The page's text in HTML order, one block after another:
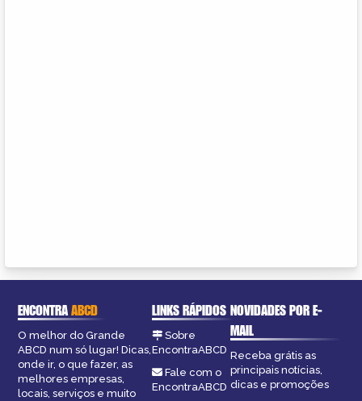
ENCONTRAABCD
O melhor do Grande
ABCD num só lugar! Dicas,
onde ir, o que fazer, as
melhores empresas,
locais, serviços e muito
LINKS RÁPIDOS
Sobre
EncontraABCD
Fale com o
EncontraABCD
NOVIDADES POR E-
MAIL
Receba grátis as
principais notícias,
dicas e promoções